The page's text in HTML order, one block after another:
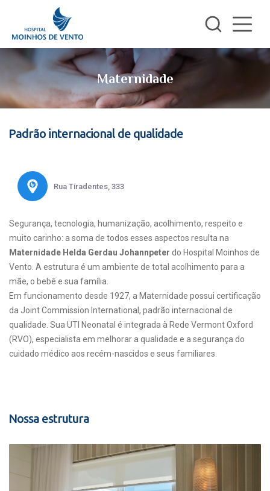
Maternidade
Padrão internacional de qualidade
Rua Tiradentes, 333
Segurança, tecnologia, humanização, acolhimento, respeito e
muito carinho: a soma de todos esses aspectos resulta na
Maternidade Helda Gerdau Johannpeter do Hospital Moinhos de
Vento. A estrutura é um ambiente de total acolhimento para a
mãe, o bebê e sua família.
Em funcionamento desde 1927, a Maternidade possui certificação
da Joint Commission International, padrão internacional de
qualidade. Sua UTI Neonatal é integrada à Rede Vermont Oxford
(RVO), especialista em melhorar a qualidade e a segurança do
cuidado médico aos recém-nascidos e seus familiares.
Nossa estrutura